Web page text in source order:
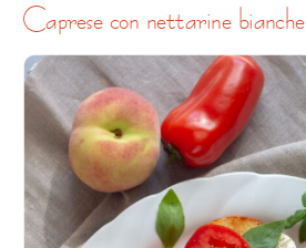
caprese con nettarine bianche